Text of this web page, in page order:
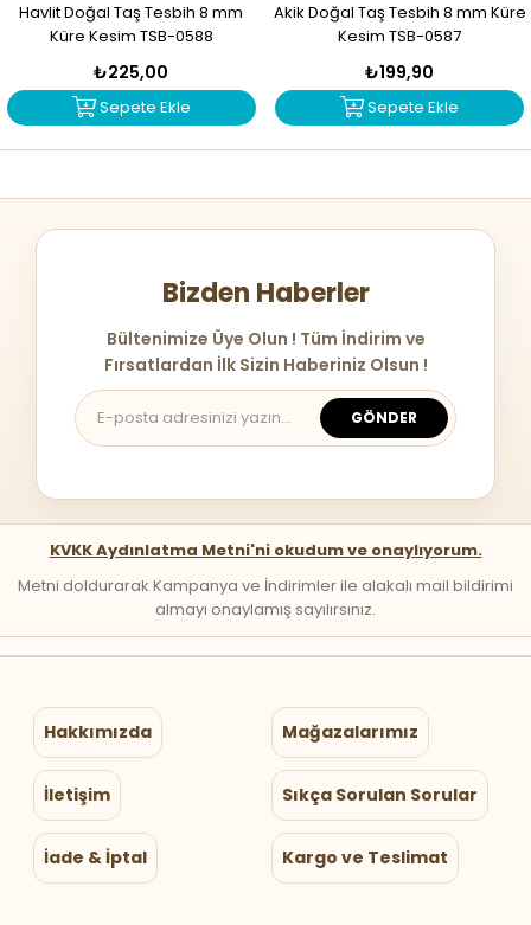
Havlit Doğal Taş Tesbih 8 mm
Küre Kesim TSB-0588
₺225,00
Sepete Ekle
Akik Doğal Taş Tesbih 8 mm Küre
Kesim TSB-0587
₺199,90
Sepete Ekle
Bizden Haberler
Bültenimize Üye Olun ! Tüm İndirim ve
Fırsatlardan İlk Sizin Haberiniz Olsun !
GÖNDER
KVKK Aydınlatma Metni'ni okudum ve onaylıyorum.
Metni doldurarak Kampanya ve İndirimler ile alakalı mail bildirimi
almayı onaylamış sayılırsınız.
Hakkımızda Mağazalarımız
İletişim Sıkça Sorulan Sorular
İade & İptal Kargo ve Teslimat